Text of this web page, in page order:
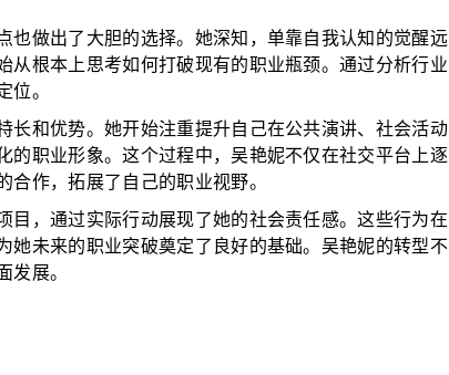
做出了大胆的选择。她深知，单靠自我认知的觉醒远
根本上思考如何打破现有的职业瓶颈。通过分析行业
。
和优势。她开始注重提升自己在公共演讲、社会活动
职业形象。这个过程中，吴艳妮不仅在社交平台上逐
作，拓展了自己的职业视野。
，通过实际行动展现了她的社会责任感。这些行为在
未来的职业突破奠定了良好的基础。吴艳妮的转型不
展。